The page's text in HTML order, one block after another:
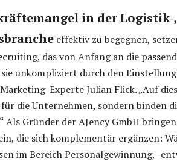
in der
effektiv zu begegnen,
das von Anfang an die
unkompliziert durch den
Experte Julian Flick. „Auf
die Unternehmen, sondern binden
Als Gründer der AJency GmbH
die sich komplementär ergänzen:
im Bereich Personalgewinnung, -